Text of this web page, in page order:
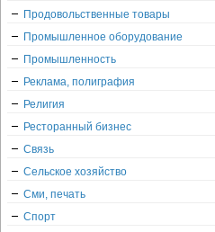
Продовольственные товары
Промышленное оборудование
Промышленность
Реклама, полиграфия
Религия
Ресторанный бизнес
Связь
Сельское хозяйство
Сми, печать
Спорт